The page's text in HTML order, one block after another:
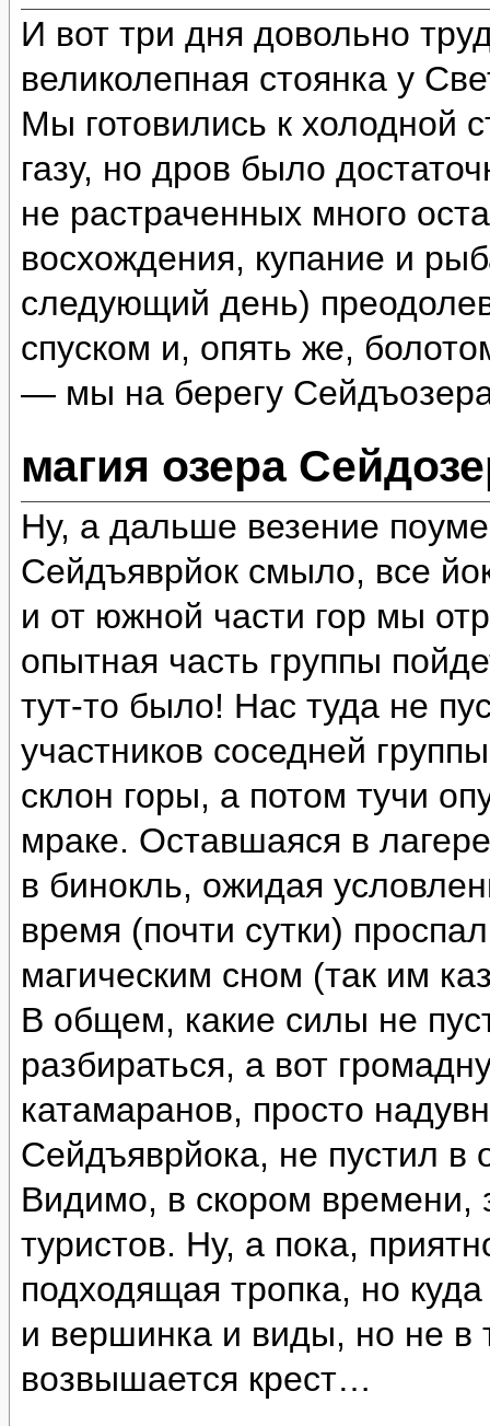
И вот три дня довольно
великолепная стоянка у
Мы готовились к холодной
газу, но дров было
не растраченных много
восхождения, купание и
следующий день)
спуском и, опять же,
— мы на берегу
магия озера
Ну, а дальше везение
Сейдъяврйок смыло, все
и от южной части гор мы
опытная часть группы
тут-то было! Нас туда не
участников соседней
склон горы, а потом тучи
мраке. Оставшаяся в
в бинокль, ожидая
время (почти сутки)
магическим сном (так им
В общем, какие силы не
разбираться, а вот
катамаранов, просто
Сейдъяврйока, не пустил в
Видимо, в скором времени,
туристов. Ну, а пока,
подходящая тропка, но
и вершинка и виды, но не в
возвышается крест…